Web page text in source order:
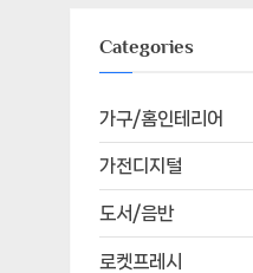
Categories
가구/홈인테리어
가전디지털
도서/음반
로켓프레시